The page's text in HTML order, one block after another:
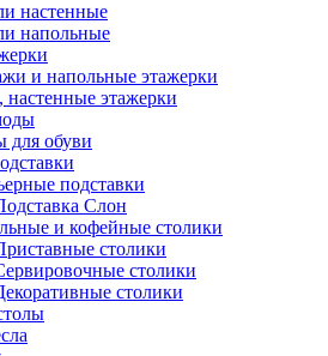
настенные
напольные
и напольные этажерки
этажерки
обуви
подставки
Слон
и кофейные столики
столики
столики
столики